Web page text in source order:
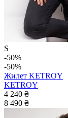
S
-50%
-50%
Жилет KETROY
KETROY
4 240 ₴
8 490 ₴